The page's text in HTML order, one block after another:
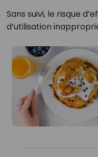
Sans suivi, le risque
d’utilisation